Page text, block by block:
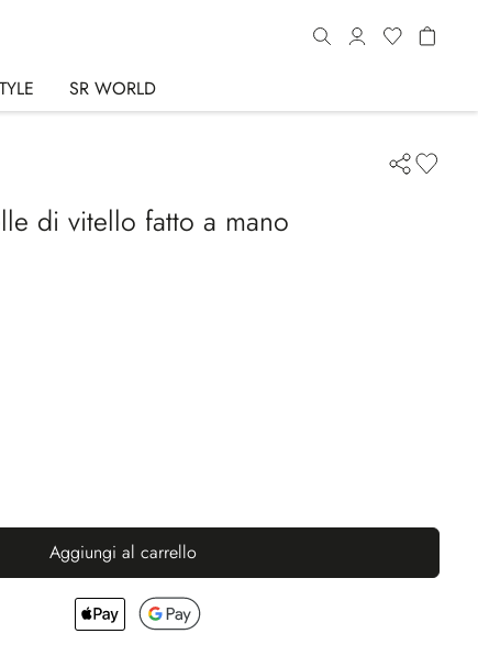
SR WORLD
di vitello fatto a mano
Aggiungi al carrello